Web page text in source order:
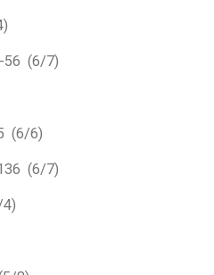
56 (6/7)
(6/6)
(6/7)